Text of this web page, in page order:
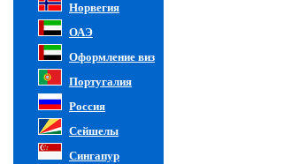
Норвегия
ОАЭ
Оформление виз
Португалия
Россия
Сейшелы
Сингапур